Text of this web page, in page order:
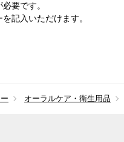
必要です。
記入いただけます。
オーラルケア・衛生用品